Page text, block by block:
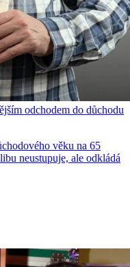
odchodem do důchodu
věku na 65
neustupuje, ale odkládá